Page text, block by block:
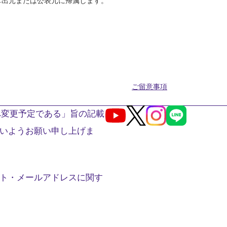
ご留意事項
更予定である」旨の記載
ようお願い申し上げま
・メールアドレスに関す
Youtube
X Instagram
LINE